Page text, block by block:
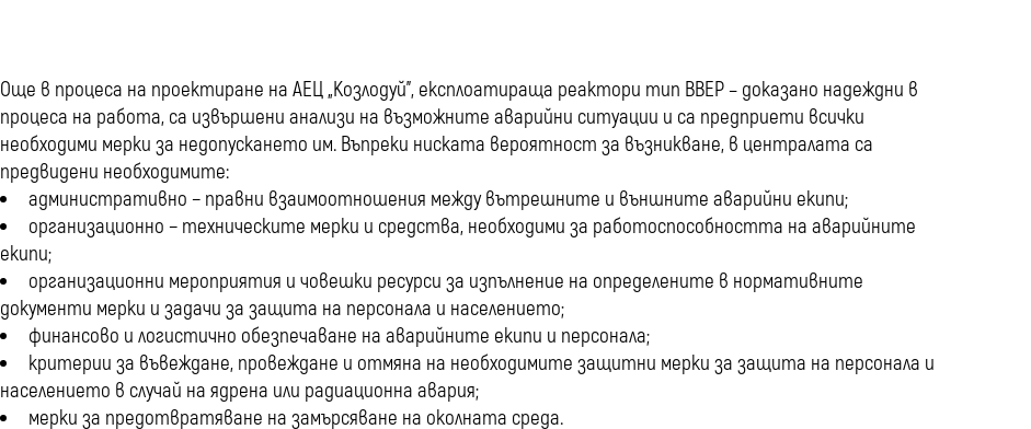
Още в процеса на проектиране на АЕЦ „Козлодуй”, експлоатираща реактори тип ВВЕР – доказано надеждни в
процеса на работа, са извършени анализи на възможните аварийни ситуации и са предприети всички
необходими мерки за недопускането им. Въпреки ниската вероятност за възникване, в централата са
предвидени необходимите:
административно − правни взаимоотношения между вътрешните и външните аварийни екипи;
организационно − техническите мерки и средства, необходими за работоспособността на аварийните
екипи;
организационни мероприятия и човешки ресурси за изпълнение на определените в нормативните
документи мерки и задачи за защита на персонала и населението;
финансово и логистично обезпечаване на аварийните екипи и персонала;
критерии за въвеждане, провеждане и отмяна на необходимите защитни мерки за защита на персонала и
населението в случай на ядрена или радиационна авария;
мерки за предотвратяване на замърсяване на околната среда.